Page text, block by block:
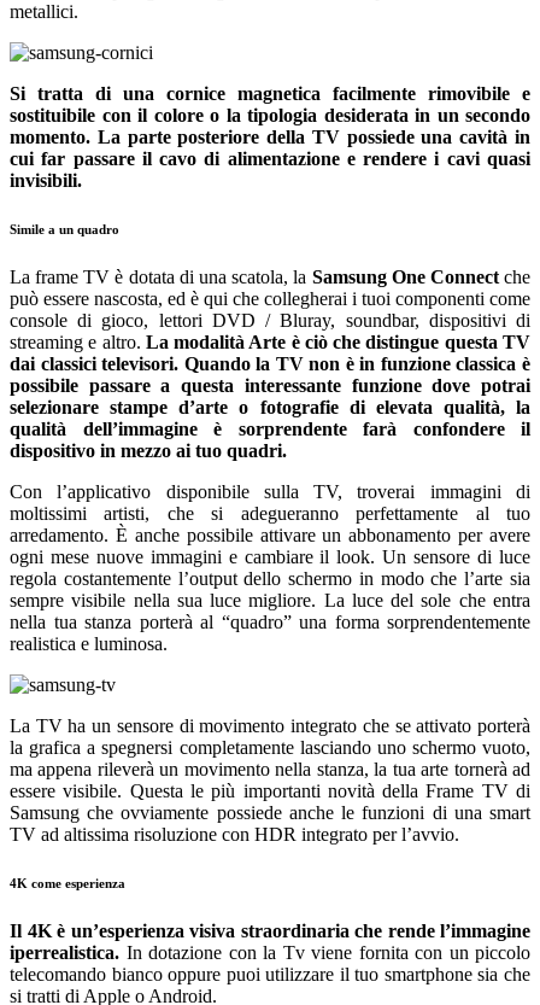
metallici.
Si tratta di una cornice magnetica facilmente rimovibile e
sostituibile con il colore o la tipologia desiderata in un secondo
momento. La parte posteriore della TV possiede una cavità in
cui far passare il cavo di alimentazione e rendere i cavi quasi
invisibili.
Simile a un quadro
La frame TV è dotata di una scatola, la Samsung One Connectche
può essere nascosta, ed è qui che collegherai i tuoi componenti come
console di gioco, lettori DVD / Bluray, soundbar, dispositivi di
streaming e altro. La modalità Arte è ciò che distingue questa TV
dai classici televisori. Quando la TV non è in funzione classica è
possibile passare a questa interessante funzione dove potrai
selezionare stampe d’arte o fotografie di elevata qualità, la
qualità dell’immagine è sorprendente farà confondere il
dispositivo in mezzo ai tuo quadri.
Con l’applicativo disponibile sulla TV, troverai immagini di
moltissimi artisti, che si adegueranno perfettamente al tuo
arredamento. È anche possibile attivare un abbonamento per avere
ogni mese nuove immagini e cambiare il look. Un sensore di luce
regola costantemente l’output dello schermo in modo che l’arte sia
sempre visibile nella sua luce migliore. La luce del sole che entra
nella tua stanza porterà al “quadro” una forma sorprendentemente
realistica e luminosa.
La TV ha un sensore di movimento integrato che se attivato porterà
la grafica a spegnersi completamente lasciando uno schermo vuoto,
ma appena rileverà un movimento nella stanza, la tua arte tornerà ad
essere visibile. Questa le più importanti novità della Frame TV di
Samsung che ovviamente possiede anche le funzioni di una smart
TV ad altissima risoluzione con HDR integrato per l’avvio.
4K come esperienza
Il 4K è un’esperienza visiva straordinaria che rende l’immagine
iperrealistica. In dotazione con la Tv viene fornita con un piccolo
telecomando bianco oppure puoi utilizzare il tuo smartphone sia che
si tratti di Apple o Android.